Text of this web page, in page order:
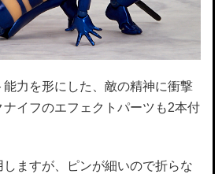
力を形にした、敵の精神に衝撃
ナイフのエフェクトパーツも2本付
ますが、ピンが細いので折らな